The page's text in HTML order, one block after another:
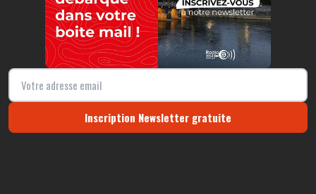
Inscription Newsletter gratuite